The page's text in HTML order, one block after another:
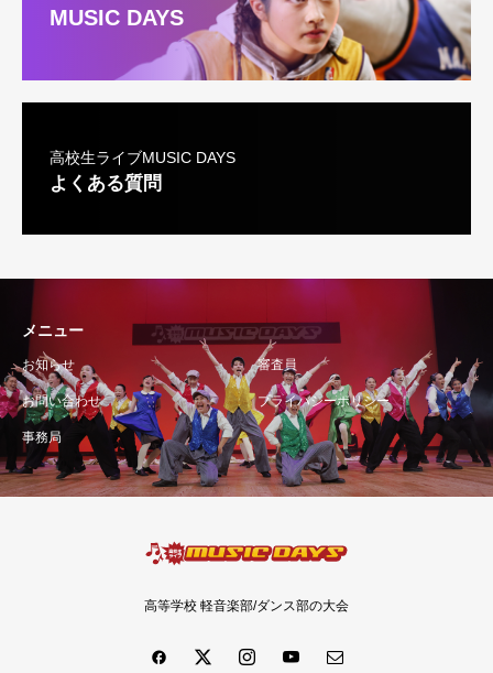
MUSIC DAYS
高校生ライブMUSIC DAYS
よくある質問
メニュー
お知らせ 審査員
お問い合わせ プライバシーポリシー
事務局
高等学校 軽音楽部/ダンス部の大会